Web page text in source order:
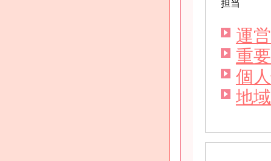
担当
運
重
個
地